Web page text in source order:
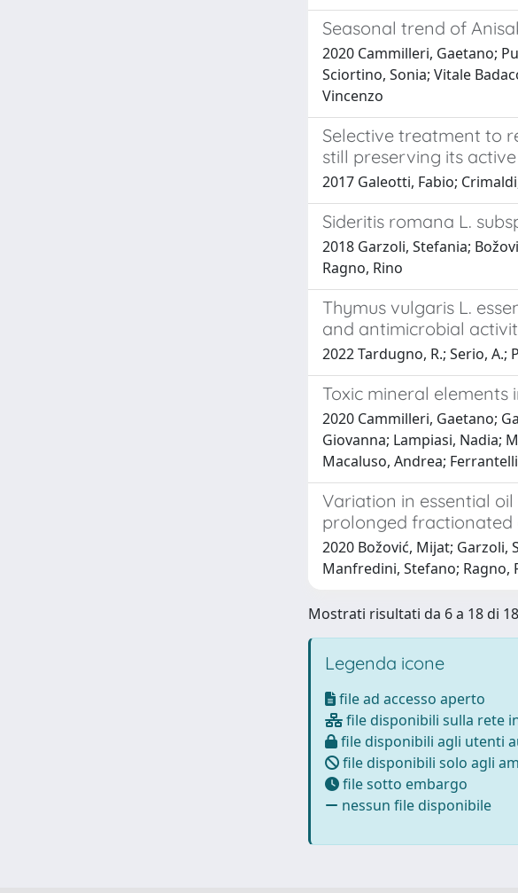
Seasonal trend of
2020 Cammilleri, Gaetano;
Sciortino, Sonia; Vitale
Vincenzo
Selective treatment to
still preserving its
2017 Galeotti, Fabio;
Sideritis romana L.
2018 Garzoli, Stefania;
Ragno, Rino
Thymus vulgaris L.
and antimicrobial
2022 Tardugno, R.; Serio, A.;
Toxic mineral elements
2020 Cammilleri, Gaetano;
Giovanna; Lampiasi, Nadia;
Macaluso, Andrea;
Variation in essential
prolonged
2020 Božović, Mijat; Garzoli,
Manfredini, Stefano; Ragno,
Mostrati risultati da 6 a 18 di 18
Legenda icone
file ad accesso aperto
file disponibili sulla rete
file disponibili agli utenti
file disponibili solo agli
file sotto embargo
nessun file disponibile